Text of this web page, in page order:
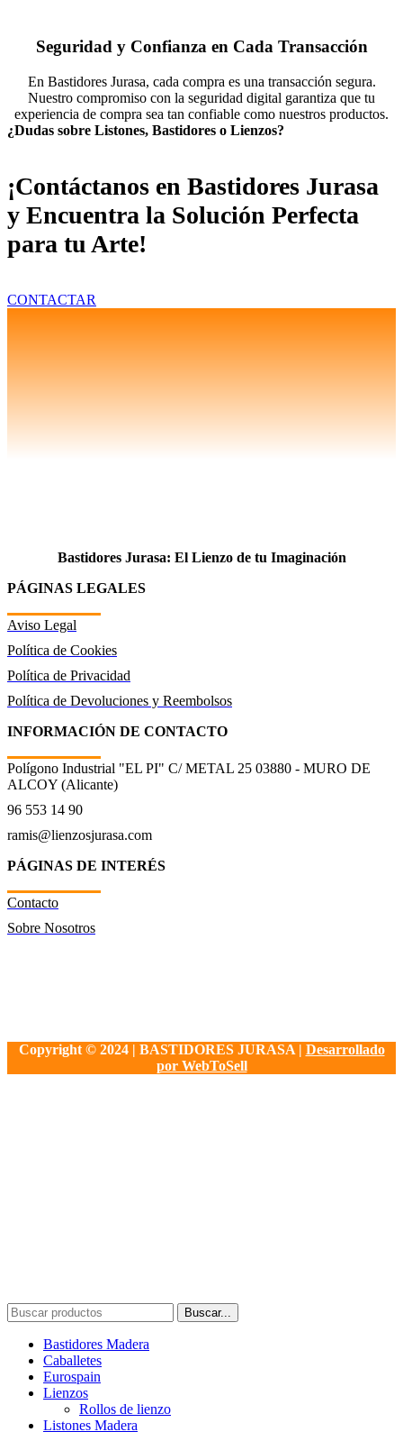
Seguridad y Confianza en Cada Transacción
En Bastidores Jurasa, cada compra es una transacción segura.
Nuestro compromiso con la seguridad digital garantiza que tu
experiencia de compra sea tan confiable como nuestros productos.
¿Dudas sobre Listones, Bastidores o Lienzos?
¡Contáctanos en Bastidores Jurasa
y Encuentra la Solución Perfecta
para tu Arte!
CONTACTAR
Bastidores Jurasa: El Lienzo de tu Imaginación
PÁGINAS LEGALES
Aviso Legal
Política de Cookies
Política de Privacidad
Política de Devoluciones y Reembolsos
INFORMACIÓN DE CONTACTO
Polígono Industrial "EL PI" C/ METAL 25 03880 - MURO DE
ALCOY (Alicante)
96 553 14 90
ramis@lienzosjurasa.com
PÁGINAS DE INTERÉS
Contacto
Sobre Nosotros
Copyright © 2024 | BASTIDORES JURASA | Desarrollado
por WebToSell
Buscar...
Bastidores Madera
Caballetes
Eurospain
Lienzos
Rollos de lienzo
Listones Madera